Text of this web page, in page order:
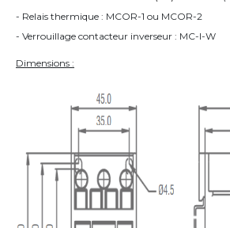
- Relais thermique : MCOR-1 ou MCOR-2
- Verrouillage contacteur inverseur : MC-I-W
Dimensions :